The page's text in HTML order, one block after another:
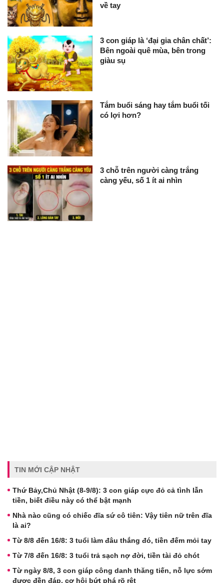
về tay
3 con giáp là ‘đại gia chân chất’:
Bên ngoài quê mùa, bên trong
giàu sụ
Tắm buổi sáng hay tắm buổi tối
có lợi hơn?
3 chỗ trên người càng trắng
càng yếu, số 1 ít ai nhìn
TIN MỚI CẬP NHẬT
Thứ Bảy,Chủ Nhật (8-9/8): 3 con giáp cực đỏ cả tình lẫn
tiền, biết điều này có thể bật mạnh
Nhà nào cũng có chiếc đĩa sứ cô tiên: Vậy tiên nữ trên đĩa
là ai?
Từ 8/8 đến 16/8: 3 tuổi làm đâu thắng đó, tiền đếm mỏi tay
Từ 7/8 đến 16/8: 3 tuổi trả sạch nợ đời, tiền tài đỏ chót
Từ ngày 8/8, 3 con giáp công danh thăng tiến, nỗ lực sớm
được đền đáp, cơ hội bứt phá rõ rệt